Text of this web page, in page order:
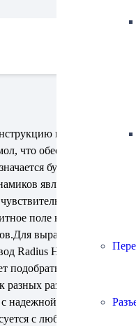
и
что обеспечивает
буквой K в
является наличие
поле высокой
выравнивания
Radius HP-NHR11K
подобрать
разных размеров)
внешней
с любой